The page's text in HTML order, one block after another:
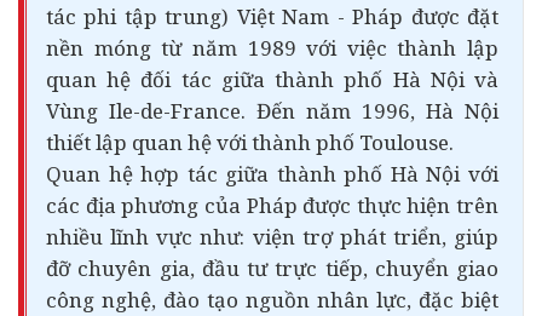
tác phi tập trung) Việt Nam - Pháp được đặt
nền móng từ năm 1989 với việc thành lập
quan hệ đối tác giữa thành phố Hà Nội và
Vùng Ile-de-France. Đến năm 1996, Hà Nội
thiết lập quan hệ với thành phố Toulouse.
Quan hệ hợp tác giữa thành phố Hà Nội với
các địa phương của Pháp được thực hiện trên
nhiều lĩnh vực như: viện trợ phát triển, giúp
đỡ chuyên gia, đầu tư trực tiếp, chuyển giao
công nghệ, đào tạo nguồn nhân lực, đặc biệt